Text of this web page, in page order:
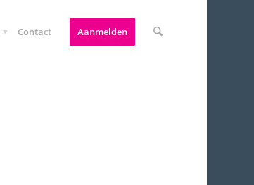
Contact Aanmelden